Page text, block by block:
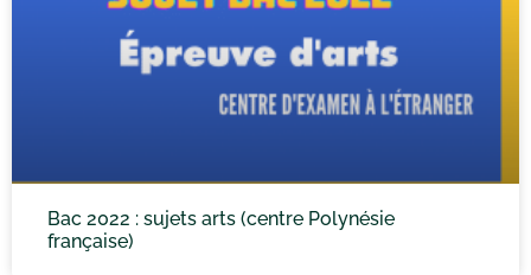
Bac 2022 : sujets arts (centre Polynésie
française)